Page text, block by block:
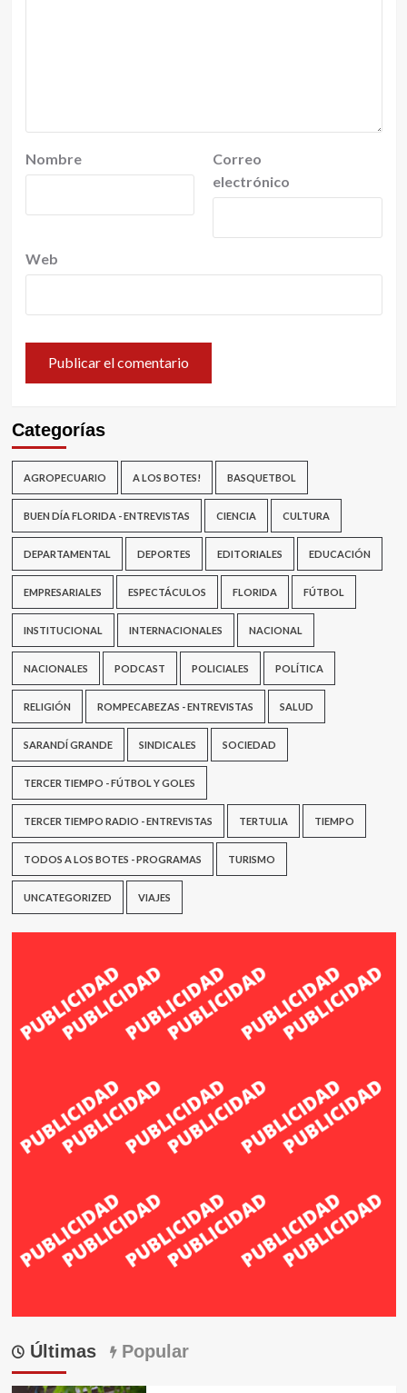
Nombre
Correo
electrónico
Web
Categorías
AGROPECUARIO A LOS BOTES! BASQUETBOL
BUEN DÍA FLORIDA - ENTREVISTAS CIENCIA CULTURA
DEPARTAMENTAL DEPORTES EDITORIALES EDUCACIÓN
EMPRESARIALES ESPECTÁCULOS FLORIDA FÚTBOL
INSTITUCIONAL INTERNACIONALES NACIONAL
NACIONALES PODCAST POLICIALES POLÍTICA
RELIGIÓN ROMPECABEZAS - ENTREVISTAS SALUD
SARANDÍ GRANDE SINDICALES SOCIEDAD
TERCER TIEMPO - FÚTBOL Y GOLES
TERCER TIEMPO RADIO - ENTREVISTAS TERTULIA TIEMPO
TODOS A LOS BOTES - PROGRAMAS TURISMO
UNCATEGORIZED VIAJES
Últimas Popular